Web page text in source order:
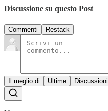
Discussione su questo Post
Commenti Restack
Il meglio di Ultime Discussioni